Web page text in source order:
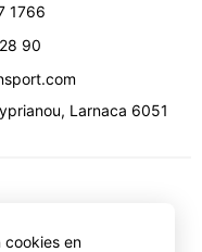
1766
90
, Larnaca 6051
cookies en